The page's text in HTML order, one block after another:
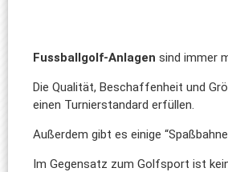
Fussballgolf-Anlagen sind immer
Die Qualität, Beschaffenheit und
einen Turnierstandard erfüllen.
Außerdem gibt es einige
Im Gegensatz zum Golfsport ist